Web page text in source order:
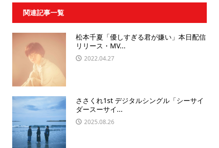
関連記事一覧
松本千夏「優しすぎる君が嫌い」本日配信
リリース・MV...
2022.04.27
ささくれ1st デジタルシングル「シーサイ
ダースーサイ...
2025.08.26